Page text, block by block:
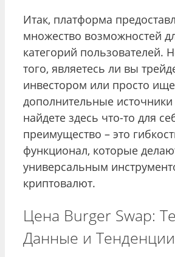
Итак, платформа
множество возможностей
категорий пользователей.
того, являетесь ли вы
инвестором или просто
дополнительные
найдете здесь что-то для
преимущество – это
функционал, которые
универсальным
криптовалют.
Цена Burger Swap:
Данные и Тенденции